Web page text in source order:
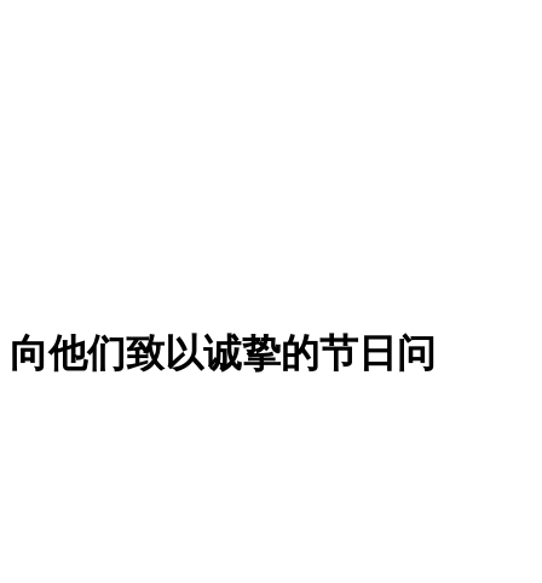
向他们致以诚挚的节日问